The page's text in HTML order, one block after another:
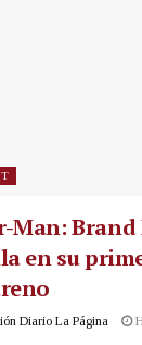
Man:
en su
Diario La Página